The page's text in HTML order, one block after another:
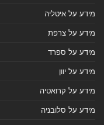
מידע על איטליה
מידע על צרפת
מידע על ספרד
מידע על יוון
מידע על קרואטיה
מידע על סלובניה